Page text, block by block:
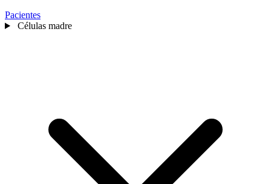
Pacientes
Células madre